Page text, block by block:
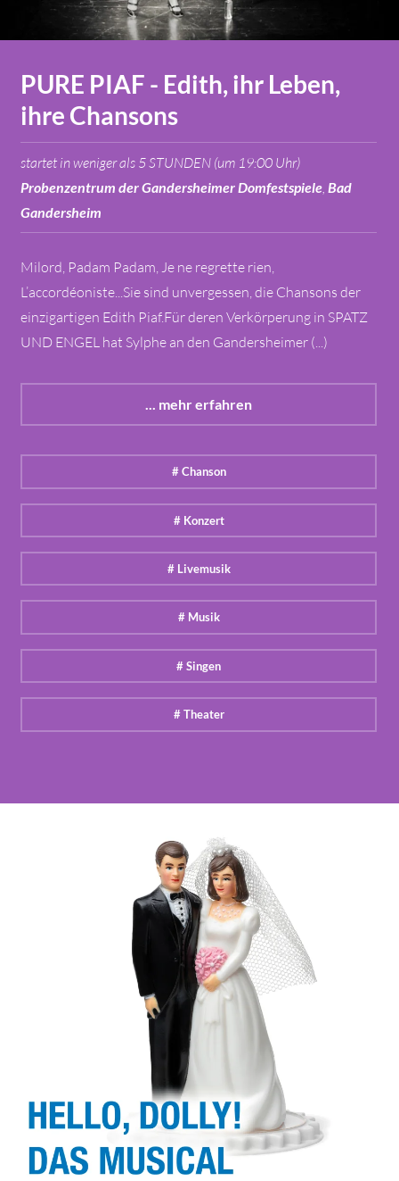
PURE PIAF - Edith, ihr Leben,
ihre Chansons
startet in weniger als 5 STUNDEN (um 19:00 Uhr)
Probenzentrum der Gandersheimer Domfestspiele, Bad
Gandersheim
Milord, Padam Padam, Je ne regrette rien,
L’accordéoniste...Sie sind unvergessen, die Chansons der
einzigartigen Edith Piaf.Für deren Verkörperung in SPATZ
UND ENGEL hat Sylphe an den Gandersheimer (...)
... mehr erfahren
# Chanson
# Konzert
# Livemusik
# Musik
# Singen
# Theater